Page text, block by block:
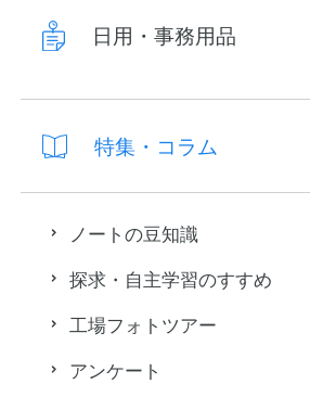
日用・事務用品
特集・コラム
ノートの豆知識
探求・自主学習のすすめ
工場フォトツアー
アンケート